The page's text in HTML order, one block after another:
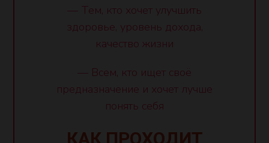
— Тем, кто хочет улучшить
здоровье, уровень дохода,
качество жизни
— Всем, кто ищет своё
предназначение и хочет лучше
понять себя
КАК ПРОХОДИТ